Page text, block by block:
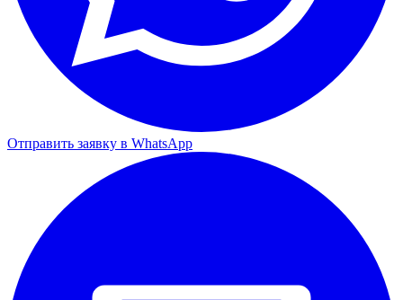
Отправить заявку в WhatsApp